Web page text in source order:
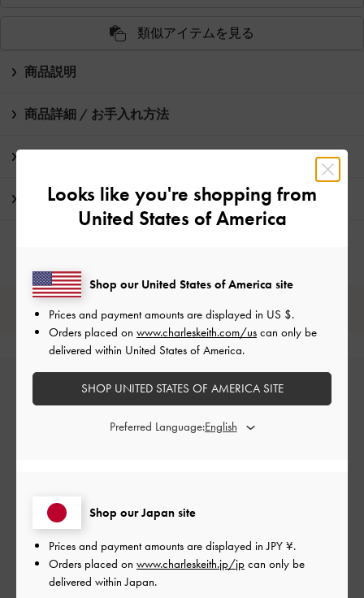
類似アイテムを見る
商品説明
商品詳細 / お手入れ方法
配送 & 返品
レビューは購入した方のみ投稿ができます。
ご感想をお聞かせください
Looks like you're shopping from
United States of America
Shop our Japan site
Prices and payment amounts are displayed inJPY ¥.
Orders placed on www.charleskeith.jp/jp can only be
delivered within Japan.
Shop our United States of America site
Prices and payment amounts are displayed in US $.
Orders placed on www.charleskeith.com/us can only be
delivered within United States of America.
SHOP UNITED STATES OF AMERICA SITE
Preferred Language: